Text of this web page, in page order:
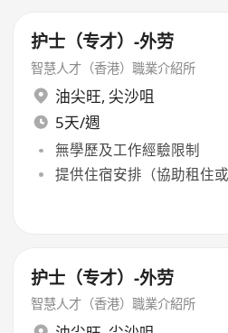
护士（专才）-外劳
智慧人才（香港）職業介紹所
油尖旺, 尖沙咀
5天/週
無學歷及工作經驗限制
提供住宿安排（協助租住或
护士（专才）-外劳
智慧人才（香港）職業介紹所